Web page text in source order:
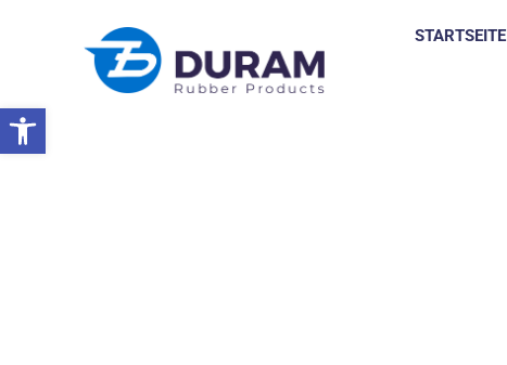
Symbolleiste öffnen
STARTSEITE